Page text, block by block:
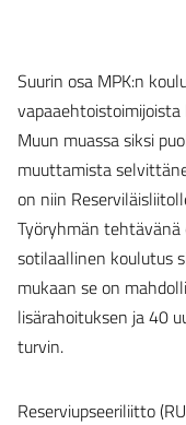
Suurin osa MPK:n
Muun muassa siksi
muuttamista
on niin
Työryhmän
sotilaallinen koulutus
mukaan se on
lisärahoituksen ja 40
turvin.
Reserviupseeriliitto